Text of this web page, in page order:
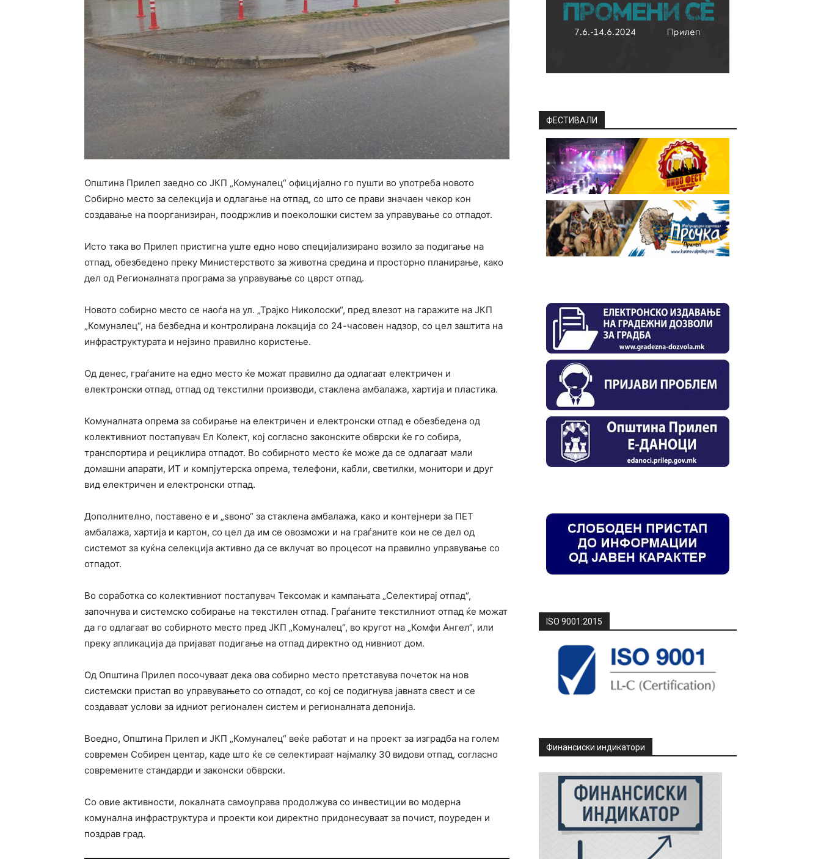
Општина Прилеп заедно со ЈКП „Комуналец“ официјално го пушти во употреба новото
Собирно место за селекција и одлагање на отпад, со што се прави значаен чекор кон
создавање на поорганизиран, поодржлив и поеколошки систем за управување со отпадот.
Исто така во Прилеп пристигна уште едно ново специјализирано возило за подигање на
отпад, обезбедено преку Министерството за животна средина и просторно планирање, како
дел од Регионалната програма за управување со цврст отпад.
Новото собирно место се наоѓа на ул. „Трајко Николоски“, пред влезот на гаражите на ЈКП
„Комуналец“, на безбедна и контролирана локација со 24-часовен надзор, со цел заштита на
инфраструктурата и нејзино правилно користење.
Од денес, граѓаните на едно место ќе можат правилно да одлагаат електричен и
електронски отпад, отпад од текстилни производи, стаклена амбалажа, хартија и пластика.
Комуналната опрема за собирање на електричен и електронски отпад е обезбедена од
колективниот постапувач Ел Колект, кој согласно законските обврски ќе го собира,
транспортира и рециклира отпадот. Во собирното место ќе може да се одлагаат мали
домашни апарати, ИТ и компјутерска опрема, телефони, кабли, светилки, монитори и друг
вид електричен и електронски отпад.
Дополнително, поставено е и „ѕвоно“ за стаклена амбалажа, како и контејнери за ПЕТ
амбалажа, хартија и картон, со цел да им се овозможи и на граѓаните кои не се дел од
системот за куќна селекција активно да се вклучат во процесот на правилно управување со
отпадот.
Во соработка со колективниот постапувач Тексомак и кампањата „Селектирај отпад“,
започнува и системско собирање на текстилен отпад. Граѓаните текстилниот отпад ќе можат
да го одлагаат во собирното место пред ЈКП „Комуналец“, во кругот на „Комфи Ангел“, или
преку апликација да пријават подигање на отпад директно од нивниот дом.
Од Општина Прилеп посочуваат дека ова собирно место претставува почеток на нов
системски пристап во управувањето со отпадот, со кој се подигнува јавната свест и се
создаваат услови за идниот регионален систем и регионалната депонија.
Воедно, Општина Прилеп и ЈКП „Комуналец“ веќе работат и на проект за изградба на голем
современ Собирен центар, каде што ќе се селектираат најмалку 30 видови отпад, согласно
современите стандарди и законски обврски.
Со овие активности, локалната самоуправа продолжува со инвестиции во модерна
комунална инфраструктура и проекти кои директно придонесуваат за почист, поуреден и
поздрав град.
ФЕСТИВАЛИ
ISO 9001:2015
Финансиски индикатори